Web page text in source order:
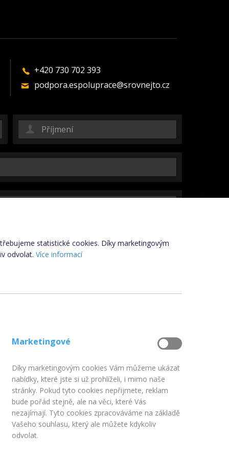
+420 730 702 393
podpora.espoluprace@srovnejto.cz
parlamentu a Rady (EU) č. 2016/679 ze dne 27. dubna
uchovávány, ani zpracovávány. Po zodpovězení dotazu dojde
Klik.cz & ePojisteni.cz s.r.o.
údajů
statistické cookies. Díky marketingovým
odvolat. Více informací
Marketingové
Díky marketingovým cookies Vám můžeme ukázat
nabídky, které jste si už prohlíželi, i mimo naše
stránky. Pokud tyto cookies nepřijmete, reklam
bude pořád stejně, ale na věci, které Vás
nezajímají. Tyto cookies zpracováváme na základě
Vašeho souhlasu, který ale můžete kdykoliv
odvolat.